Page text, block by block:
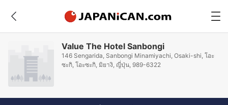
Value The Hotel Sanbongi
146 Sengarida, Sanbongi Minamiyachi, Osaki-shi, โอะ
ซะกิ, โอะซะกิ, มิยางิ, ญี่ปุ่น, 989-6322